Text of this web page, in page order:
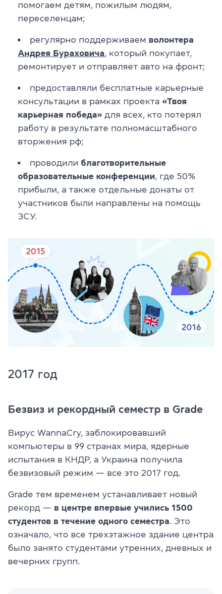
помогаем детям, пожилым людям,
переселенцам;
регулярно поддерживаем волонтера
Андрея Бураховича, который покупает,
ремонтирует и отправляет авто на фронт;
предоставляли бесплатные карьерные
консультации в рамках проекта «Твоя
карьерная победа» для всех, кто потерял
работу в результате полномасштабного
вторжения рф;
проводили благотворительные
образовательные конференции, где 50%
прибыли, а также отдельные донаты от
участников были направлены на помощь
ЗСУ.
2017 год
Безвиз и рекордный семестр в Grade
Вирус WannaCry, заблокировавший
компьютеры в 99 странах мира, ядерные
испытания в КНДР, а Украина получила
безвизовый режим — все это 2017 год.
Grade тем временем устанавливает новый
рекорд — в центре впервые учились 1500
студентов в течение одного семестра . Это
означало, что все трехэтажное здание центра
было занято студентами утренних, дневных и
вечерних групп.